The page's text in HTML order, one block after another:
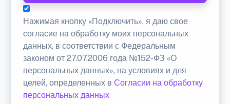
Нажимая кнопку «Подключить», я даю свое
согласие на обработку моих персональных
данных, в соответствии с Федеральным
законом от 27.07.2006 года №152-ФЗ «О
персональных данных», на условиях и для
целей, определенных в Согласии на обработку
персональных данных